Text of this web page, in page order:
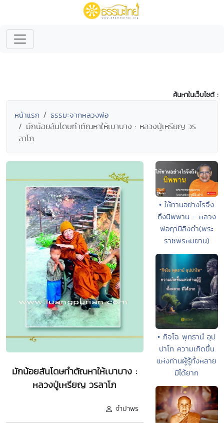
ค้นหาในเว็บไซต์ :
หน้าแรก ธรรมะจากหลวงพ่อ
มักน้อยสันโดษทำตัณหาให้เบาบาง : หลวงปู่เหรียญ วร
ลาโภ
มักน้อยสันโดษทำตัณหาให้เบาบาง :
หลวงปู่เหรียญ วรลาโภ
จำปาพร
• ให้ทานอย่างไรจึง
ถึงนิพพาน - หลวง
พ่อฤาษีลิงดำ(พระ
ราชพรหมยาน)
• กิจฺโฉ พุทฺธานํ อุปฺ
ปาโท ความเกิดขึ้น
แห่งท่านผู้รู้ทั้งหลาย
มีได้ยาก